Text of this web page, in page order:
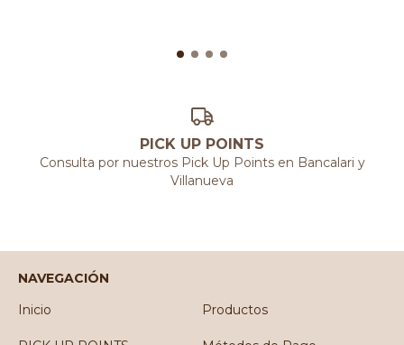
PICK UP POINTS
Consulta por nuestros Pick Up Points en Bancalari y
Villanueva
NAVEGACIÓN
Inicio
Productos